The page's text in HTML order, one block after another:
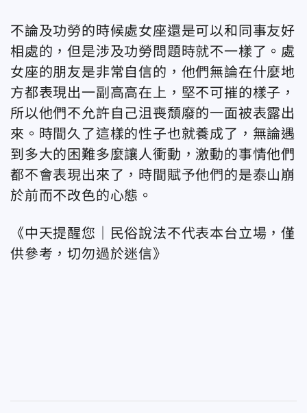
不論及功勞的時候處女座還是可以和同事友好
相處的，但是涉及功勞問題時就不一樣了。處
女座的朋友是非常自信的，他們無論在什麼地
方都表現出一副高高在上，堅不可摧的樣子，
所以他們不允許自己沮喪頹廢的一面被表露出
來。時間久了這樣的性子也就養成了，無論遇
到多大的困難多麼讓人衝動，激動的事情他們
都不會表現出來了，時間賦予他們的是泰山崩
於前而不改色的心態。
《中天提醒您｜民俗說法不代表本台立場，僅
供參考，切勿過於迷信》